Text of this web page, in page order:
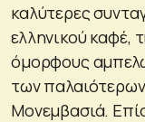
καλύτερες
ελληνικού καφέ,
όμορφους
των
Μονεμβασιά.